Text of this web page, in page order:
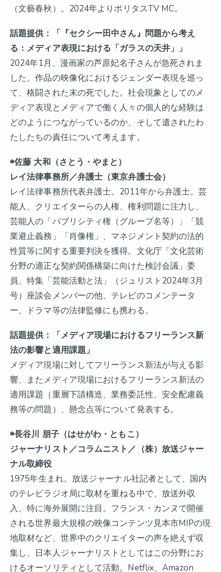
（文藝春秋）。2024年よりポリタスTV MC。
話題提供：「『セクシー田中さん』問題から考え
る：メディア表現における「ガラスの天井」」
2024年1月、漫画家の芦原妃名子さんが急死されま
した。作品の映像化におけるジェンダー表現を巡っ
て、格闘された末の死でした。社会現象としてのメ
ディア表現とメディアで働く人々の個人的な経験は
どのようにつながっているのか、そして遺されたわ
たしたちの責任について考えます。
◉佐藤 大和（さとう・やまと）
レイ法律事務所／弁護士（東京弁護士会）
レイ法律事務所代表弁護士。2011年から弁護士。芸
能人、クリエイターらの人権、権利問題に注力し、
芸能人の「パブリシティ権（グループ名等）」「競
業避止義務」「肖像権」、マネジメント契約の法的
性質等に関する重要判決を獲得。文化庁「文化芸術
分野の適正な契約関係構築に向けた検討会議」委
員、特集「芸能活動と法」（ジュリスト2024年3月
号）座談会メンバーの他、テレビのコメンテータ
ー、ドラマ等の法律監修にも携わる。
話題提供：「メディア現場におけるフリーランス新
法の影響と適用課題」
メディア現場に対してフリーランス新法が与える影
響、またメディア現場におけるフリーランス新法の
適用課題（重層下請構造、業務委託性、安全配慮義
務等の問題）、懸念点等について発表する。
◉長谷川 朋子（はせがわ・ともこ）
ジャーナリスト／コラムニスト／（株）放送ジャー
ナル取締役
1975年生まれ。放送ジャーナル社記者として、国内
のテレビラジオ局に取材を重ねる中で、放送外収
入、特に海外展開に注目。フランス・カンヌで開催
される世界最大規模の映像コンテンツ見本市MIPの現
地取材など、世界中のクリエイターの声を絶えず収
集し、日本人ジャーナリストとしてはこの分野にお
けるオーソリティとして活動。Netflix、Amazon